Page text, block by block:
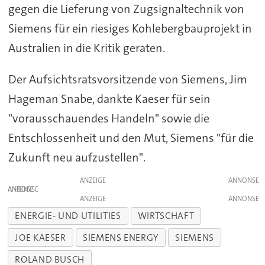
gegen die Lieferung von Zugsignaltechnik von
Siemens für ein riesiges Kohlebergbauprojekt in
Australien in die Kritik geraten.
Der Aufsichtsratsvorsitzende von Siemens, Jim
Hageman Snabe, dankte Kaeser für sein
"vorausschauendes Handeln" sowie die
Entschlossenheit und den Mut, Siemens "für die
Zukunft neu aufzustellen".
ANZEIGE
ANZEIGE
ANZEIGE
ENERGIE- UND UTILITIES
WIRTSCHAFT
JOE KAESER
SIEMENS ENERGY
SIEMENS
ROLAND BUSCH